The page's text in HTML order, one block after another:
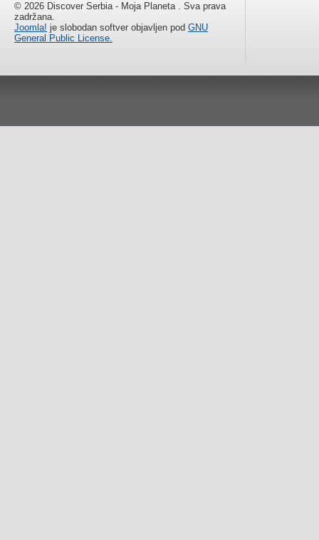
© 2026 Discover Serbia - Moja Planeta . Sva prava
zadržana.
Joomla! je slobodan softver objavljen pod GNU
General Public License.